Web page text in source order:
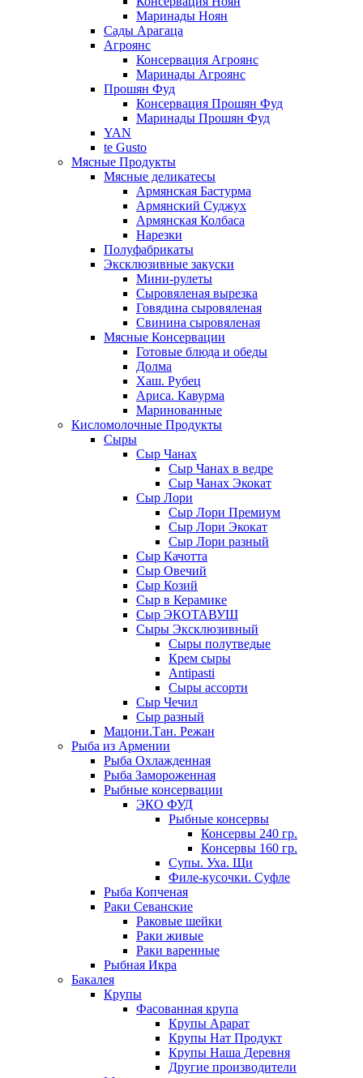
Маринады Ноян
Сады Арагаца
Агроянс
Консервация Агроянс
Маринады Агроянс
Прошян Фуд
Консервация Прошян Фуд
Маринады Прошян Фуд
YAN
te Gusto
Мясные Продукты
Мясные деликатесы
Армянская Бастурма
Армянский Суджух
Армянская Колбаса
Нарезки
Полуфабрикаты
Эксклюзивные закуски
Мини-рулеты
Сыровяленая вырезка
Говядина сыровяленая
Свинина сыровяленая
Мясные Консервации
Готовые блюда и обеды
Долма
Хаш. Рубец
Ариса. Кавурма
Маринованные
Кисломолочные Продукты
Сыры
Сыр Чанах
Сыр Чанах в ведре
Сыр Чанах Экокат
Сыр Лори
Сыр Лори Премиум
Сыр Лори Экокат
Сыр Лори разный
Сыр Качотта
Сыр Овечий
Сыр Козий
Сыр в Керамике
Сыр ЭКОТАВУШ
Сыры Эксклюзивный
Сыры полутведые
Крем сыры
Antipasti
Сыры ассорти
Сыр Чечил
Сыр разный
Мацони.Тан. Режан
Рыба из Армении
Рыба Охлажденная
Рыба Замороженная
Рыбные консервации
ЭКО ФУД
Рыбные консервы
Консервы 240 гр.
Консервы 160 гр.
Супы. Уха. Щи
Филе-кусочки. Суфле
Рыба Копченая
Раки Севанские
Раковые шейки
Раки живые
Раки варенные
Рыбная Икра
Бакалея
Крупы
Фасованная крупа
Крупы Арарат
Крупы Нат Продукт
Крупы Наша Деревня
Другие производители